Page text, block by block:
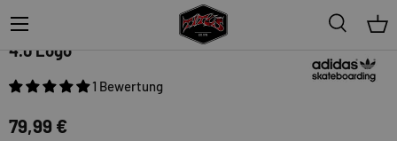
Suche
Menü
adidas-skateboarding
4.0 Logo
1 Bewertung
79,99 €